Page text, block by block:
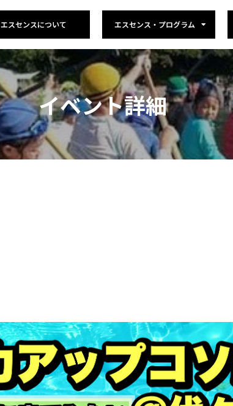
エスセンスについて エスセンス・プログラム
イベント詳細